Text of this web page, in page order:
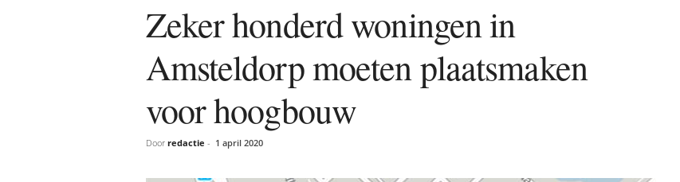
Zeker honderd woningen in
Amsteldorp moeten plaatsmaken
voor hoogbouw
Door redactie - 1 april 2020